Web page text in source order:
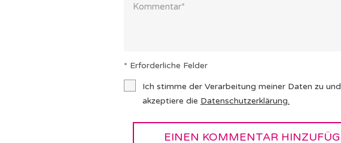
* Erforderliche Felder
Ich stimme der Verarbeitung meiner Daten zu und
akzeptiere die Datenschutzerklärung.